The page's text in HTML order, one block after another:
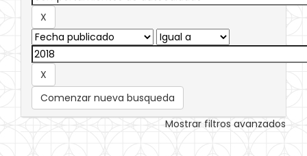
Comenzar nueva busqueda
Mostrar filtros avanzados